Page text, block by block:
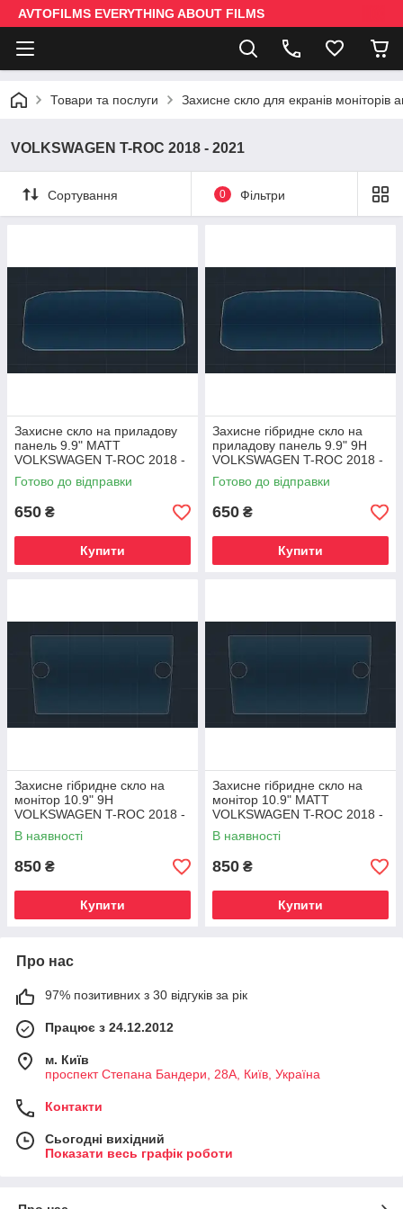
AVTOFILMS EVERYTHING ABOUT FILMS
Товари та послуги Захисне скло для екранів моніторів
VOLKSWAGEN T-ROC 2018 - 2021
Сортування 0 Фільтри
Захисне скло на приладову
панель 9.9" MATT
VOLKSWAGEN T-ROC 2018 -
2021
Готово до відправки
650 ₴
Купити
Захисне гібридне скло на
приладову панель 9.9" 9H
VOLKSWAGEN T-ROC 2018 -
2021
Готово до відправки
650 ₴
Купити
Захисне гібридне скло на
монітор 10.9" 9H
VOLKSWAGEN T-ROC 2018 -
2021
В наявності
850 ₴
Купити
Захисне гібридне скло на
монітор 10.9" MATT
VOLKSWAGEN T-ROC 2018 -
2021
В наявності
850 ₴
Купити
Про нас
97% позитивних з 30 відгуків за рік
Працює з 24.12.2012
м. Київ
проспект Степана Бандери, 28А, Київ, Україна
Контакти
Сьогодні вихідний
Показати весь графік роботи